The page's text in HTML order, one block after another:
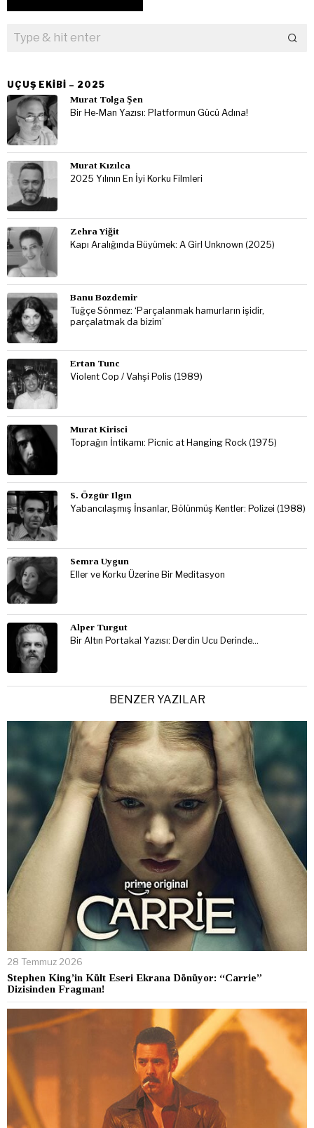
UÇUŞ EKIBI – 2025
Murat Tolga Şen
Bir He-Man Yazısı: Platformun Gücü Adına!
Murat Kızılca
2025 Yılının En İyi Korku Filmleri
Zehra Yiğit
Kapı Aralığında Büyümek: A Girl Unknown (2025)
Banu Bozdemir
Tuğçe Sönmez: ‘Parçalanmak hamurların işidir,
parçalatmak da bizim’
Ertan Tunc
Violent Cop / Vahşi Polis (1989)
Murat Kirisci
Toprağın İntikamı: Picnic at Hanging Rock (1975)
S. Özgür Ilgın
Yabancılaşmış İnsanlar, Bölünmüş Kentler: Polizei (1988)
Semra Uygun
Eller ve Korku Üzerine Bir Meditasyon
Alper Turgut
Bir Altın Portakal Yazısı: Derdin Ucu Derinde…
BENZER YAZILAR
28 Temmuz 2026
Stephen King’in Kült Eseri Ekrana Dönüyor: “Carrie”
Dizisinden Fragman!